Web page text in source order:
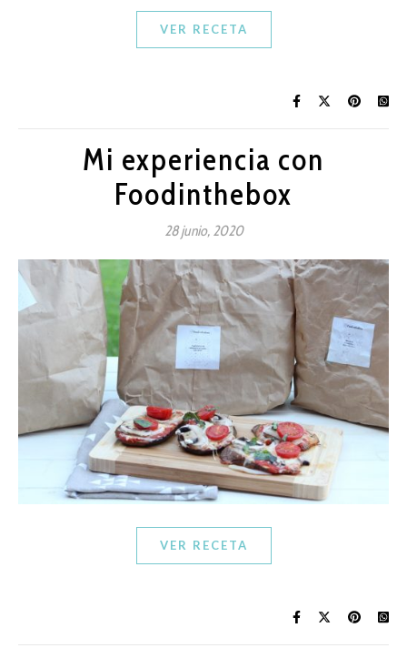
VER RECETA
Mi experiencia con
Foodinthebox
28 junio, 2020
VER RECETA